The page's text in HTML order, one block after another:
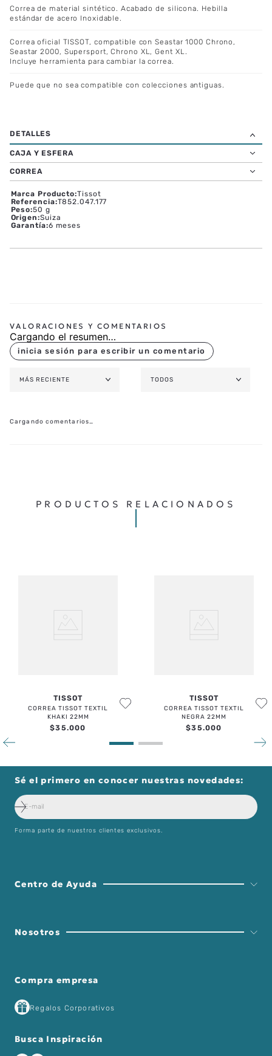
Correa de material sintético. Acabado de silicona. Hebilla
estándar de acero Inoxidable.
Correa oficial TISSOT, compatible con Seastar 1000 Chrono,
Seastar 2000, Supersport, Chrono XL, Gent XL.
Incluye herramienta para cambiar la correa.
Puede que no sea compatible con colecciones antiguas.
CAJA Y ESFERA
CORREA
Marca Producto:Tissot
Referencia:T852.047.177
Peso:50 g
Origen:Suiza
Garantía:6 meses
Cargando el resumen…
MÁS RECIENTE TODOS
Cargando comentarios…
PRODUCTOS RELACIONADOS
TISSOT
CORREA TISSOT TEXTIL
KHAKI 22MM
$35.000
TISSOT
CORREA TISSOT TEXTIL
NEGRA 22MM
$35.000
Sé el primero en conocer nuestras novedades:
Forma parte de nuestros clientes exclusivos.
Centro de Ayuda
Nosotros
Compra empresa
Regalos Corporativos
Busca Inspiración